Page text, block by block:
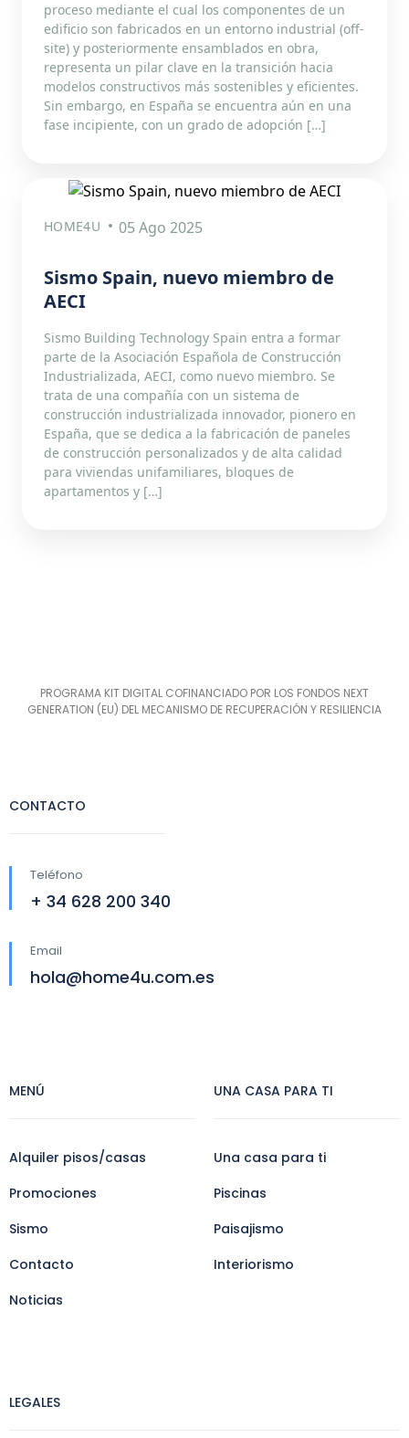
proceso mediante el cual los componentes de un
edificio son fabricados en un entorno industrial (off-
site) y posteriormente ensamblados en obra,
representa un pilar clave en la transición hacia
modelos constructivos más sostenibles y eficientes.
Sin embargo, en España se encuentra aún en una
fase incipiente, con un grado de adopción […]
HOME4U 05 Ago 2025
Sismo Spain, nuevo miembro de
AECI
Sismo Building Technology Spain entra a formar
parte de la Asociación Española de Construcción
Industrializada, AECI, como nuevo miembro. Se
trata de una compañía con un sistema de
construcción industrializada innovador, pionero en
España, que se dedica a la fabricación de paneles
de construcción personalizados y de alta calidad
para viviendas unifamiliares, bloques de
apartamentos y […]
PROGRAMA KIT DIGITAL COFINANCIADO POR LOS FONDOS NEXT
GENERATION (EU) DEL MECANISMO DE RECUPERACIÓN Y RESILIENCIA
CONTACTO
Teléfono
+ 34 628 200 340
Email
hola@home4u.com.es
MENÚ
Alquiler pisos/casas
Promociones
Sismo
Contacto
Noticias
UNA CASA PARA TI
Una casa para ti
Piscinas
Paisajismo
Interiorismo
LEGALES